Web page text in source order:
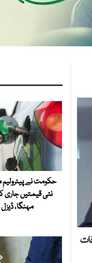
حکومت نے
نئی قیمتیں جاری
مہنگا،